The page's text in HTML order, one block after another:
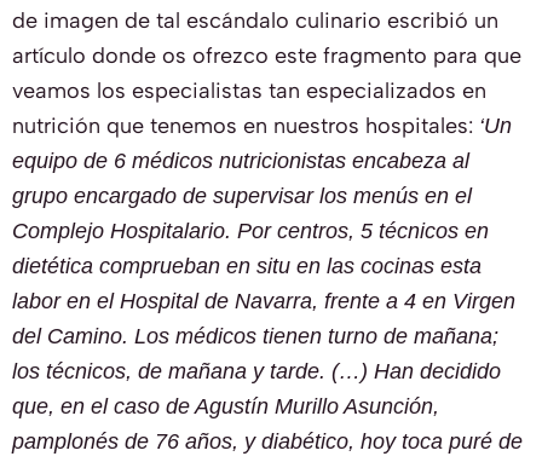
de imagen de tal escándalo culinario escribió un
artículo donde os ofrezco este fragmento para que
veamos los especialistas tan especializados en
nutrición que tenemos en nuestros hospitales: ‘Un
equipo de 6 médicos nutricionistas encabeza al
grupo encargado de supervisar los menús en el
Complejo Hospitalario. Por centros, 5 técnicos en
dietética comprueban en situ en las cocinas esta
labor en el Hospital de Navarra, frente a 4 en Virgen
del Camino. Los médicos tienen turno de mañana;
los técnicos, de mañana y tarde. (…) Han decidido
que, en el caso de Agustín Murillo Asunción,
pamplonés de 76 años, y diabético, hoy toca puré de